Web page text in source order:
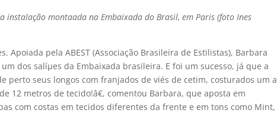
instalação montaada na Embaixada do Brasil, em Paris (foto Ines
Apoiada pela ABEST (Associação Brasileira de Estilistas), Barbara
dos salíµes da Embaixada brasileira. E foi um sucesso, já que a
perto seus longos com franjados de viés de cetim, costurados um a
12 metros de tecido!â€, comentou Barbara, que aposta em
com costas em tecidos diferentes da frente e em tons como Mint,